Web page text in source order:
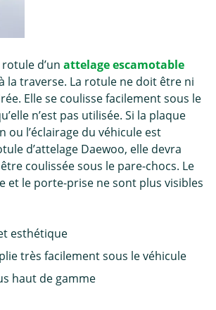
d’un attelage escamotable
la traverse. La rotule ne doit être ni
Elle se coulisse facilement sous le
n’est pas utilisée. Si la plaque
ou l’éclairage du véhicule est
d’attelage Daewoo, elle devra
coulissée sous le pare-chocs. Le
et le porte-prise ne sont plus visibles
esthétique
très facilement sous le véhicule
haut de gamme